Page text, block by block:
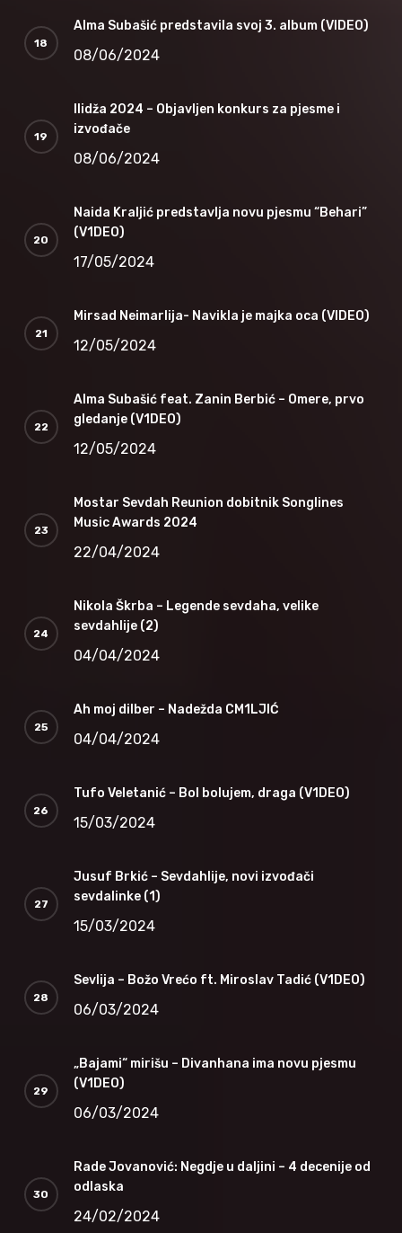
Alma Subašić predstavila svoj 3. album (VIDEO)
08/06/2024
Ilidža 2024 – Objavljen konkurs za pjesme i
izvođače
08/06/2024
Naida Kraljić predstavlja novu pjesmu “Behari”
(V1DEO)
17/05/2024
Mirsad Neimarlija- Navikla je majka oca (VIDEO)
12/05/2024
Alma Subašić feat. Zanin Berbić – Omere, prvo
gledanje (V1DEO)
12/05/2024
Mostar Sevdah Reunion dobitnik Songlines
Music Awards 2024
22/04/2024
Nikola Škrba – Legende sevdaha, velike
sevdahlije (2)
04/04/2024
Ah moj dilber – Nadežda CM1LJIĆ
04/04/2024
Tufo Veletanić – Bol bolujem, draga (V1DEO)
15/03/2024
Jusuf Brkić – Sevdahlije, novi izvođači
sevdalinke (1)
15/03/2024
Sevlija – Božo Vrećo ft. Miroslav Tadić (V1DEO)
06/03/2024
„Bajami“ mirišu – Divanhana ima novu pjesmu
(V1DEO)
06/03/2024
Rade Jovanović: Negdje u daljini – 4 decenije od
odlaska
24/02/2024